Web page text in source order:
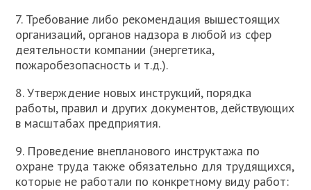
7. Требование либо рекомендация вышестоящих
организаций, органов надзора в любой из сфер
деятельности компании (энергетика,
пожаробезопасность и т.д.).
8. Утверждение новых инструкций, порядка
работы, правил и других документов, действующих
в масштабах предприятия.
9. Проведение внепланового инструктажа по
охране труда также обязательно для трудящихся,
которые не работали по конкретному виду работ: